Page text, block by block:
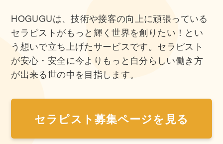
HOGUGUは、技術や接客の向上に頑張っている
セラピストがもっと輝く世界を創りたい！とい
う想いで立ち上げたサービスです。 セラピスト
が安心・安全に今よりもっと自分らしい働き方
が出来る世の中を目指します。
セラピスト募集ページを見る